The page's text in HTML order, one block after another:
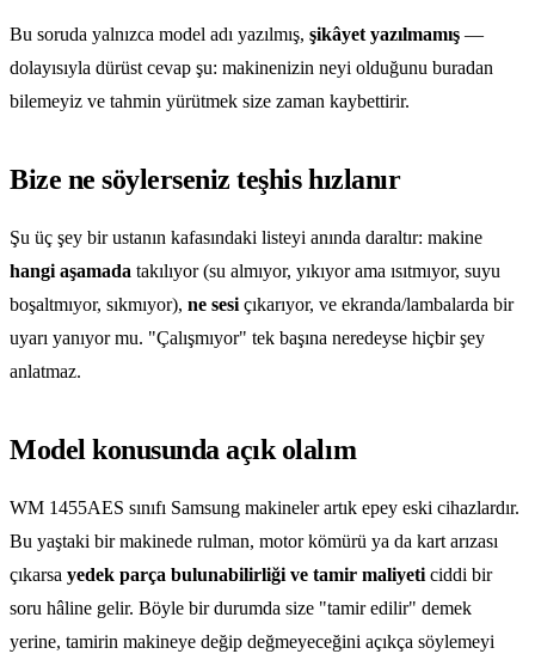
Bu soruda yalnızca model adı yazılmış, şikâyet yazılmamış —
dolayısıyla dürüst cevap şu: makinenizin neyi olduğunu buradan
bilemeyiz ve tahmin yürütmek size zaman kaybettirir.
Bize ne söylerseniz teşhis hızlanır
Şu üç şey bir ustanın kafasındaki listeyi anında daraltır: makine
hangi aşamada takılıyor (su almıyor, yıkıyor ama ısıtmıyor, suyu
boşaltmıyor, sıkmıyor), ne sesi çıkarıyor, ve ekranda/lambalarda bir
uyarı yanıyor mu. "Çalışmıyor" tek başına neredeyse hiçbir şey
anlatmaz.
Model konusunda açık olalım
WM 1455AES sınıfı Samsung makineler artık epey eski cihazlardır.
Bu yaştaki bir makinede rulman, motor kömürü ya da kart arızası
çıkarsa yedek parça bulunabilirliği ve tamir maliyeti ciddi bir
soru hâline gelir. Böyle bir durumda size "tamir edilir" demek
yerine, tamirin makineye değip değmeyeceğini açıkça söylemeyi